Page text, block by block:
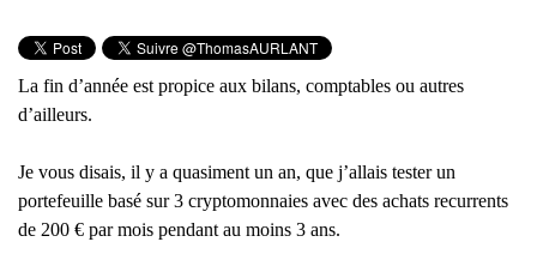
La fin d’année est propice aux bilans, comptables ou autres
d’ailleurs.
Je vous disais, il y a quasiment un an, que j’allais tester un
portefeuille basé sur 3 cryptomonnaies avec des achats recurrents
de 200 € par mois pendant au moins 3 ans.